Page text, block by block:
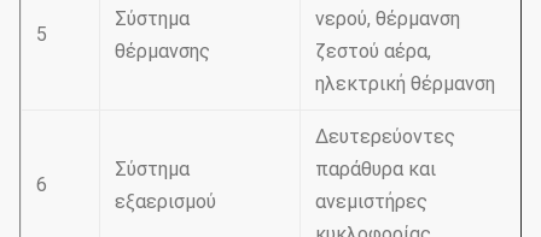
5
Σύστημα
θέρμανσης
νερού, θέρμανση
ζεστού αέρα,
ηλεκτρική θέρμανση
6
Σύστημα
εξαερισμού
Δευτερεύοντες
παράθυρα και
ανεμιστήρες